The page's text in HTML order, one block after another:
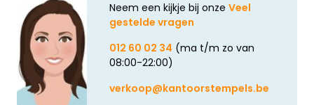
Neem een kijkje bij onze Veel
gestelde vragen
012 60 02 34 (ma t/m zo van
08:00-22:00)
verkoop@kantoorstempels.be